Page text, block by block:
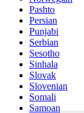
Pashto
Persian
Punjabi
Serbian
Sesotho
Sinhala
Slovak
Slovenian
Somali
Samoan